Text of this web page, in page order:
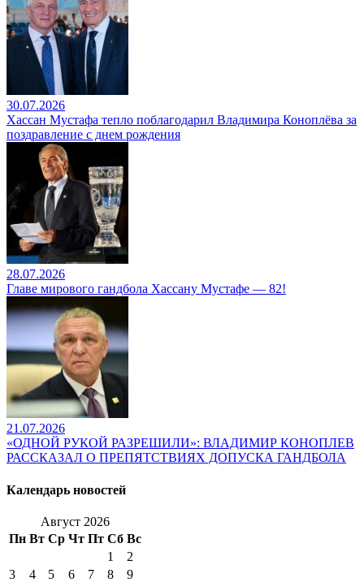
30.07.2026
Хассан Мустафа тепло поблагодарил Владимира Коноплёва за
поздравление с днем рождения
28.07.2026
Главе мирового гандбола Хассану Мустафе — 82!
21.07.2026
«ОДНОЙ РУКОЙ РАЗРЕШИЛИ»: ВЛАДИМИР КОНОПЛЕВ
РАССКАЗАЛ О ПРЕПЯТСТВИЯХ ДОПУСКА ГАНДБОЛА
Календарь новостей
Август 2026
Пн Вт Ср Чт Пт Сб Вс
1
2
3
4 5 6 7 8
9